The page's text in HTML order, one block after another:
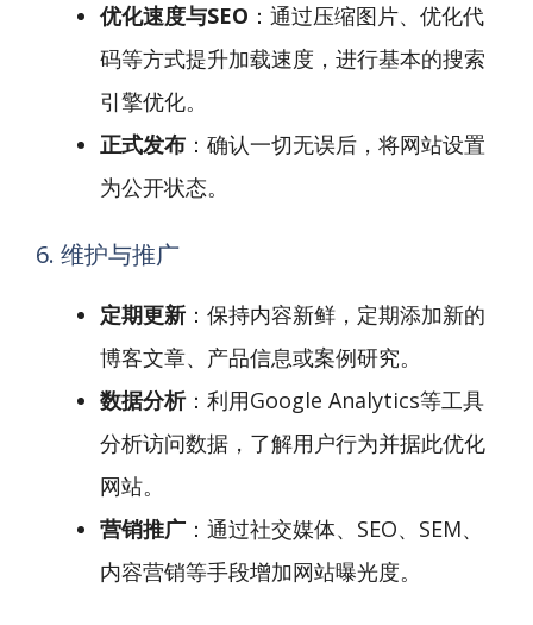
优化速度与SEO ：通过压缩图片、优化代
码等方式提升加载速度，进行基本的搜索
引擎优化。
正式发布 ：确认一切无误后，将网站设置
为公开状态。
6. 维护与推广
定期更新 ：保持内容新鲜，定期添加新的
博客文章、产品信息或案例研究。
数据分析：利用Google Analytics等工具
分析访问数据，了解用户行为并据此优化
网站。
营销推广 ：通过社交媒体、SEO、SEM、
内容营销等手段增加网站曝光度。